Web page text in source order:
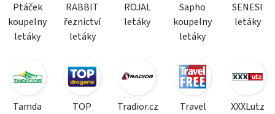
Ptáček
koupelny
letáky
RABBIT
řeznictví
letáky
ROJAL
letáky
Sapho
koupelny
letáky
SENESI
letáky
Tamda
TOP
Tradior.cz
Travel
XXXLutz